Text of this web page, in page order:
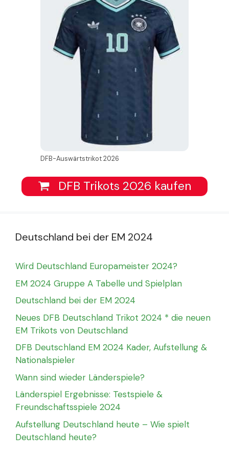
DFB-Auswärtstrikot 2026
DFB Trikots 2026 kaufen
Deutschland bei der EM 2024
Wird Deutschland Europameister 2024?
EM 2024 Gruppe A Tabelle und Spielplan
Deutschland bei der EM 2024
Neues DFB Deutschland Trikot 2024 * die neuen
EM Trikots von Deutschland
DFB Deutschland EM 2024 Kader, Aufstellung &
Nationalspieler
Wann sind wieder Länderspiele?
Länderspiel Ergebnisse: Testspiele &
Freundschaftsspiele 2024
Aufstellung Deutschland heute – Wie spielt
Deutschland heute?